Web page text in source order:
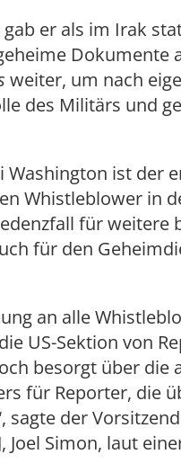
er als im Irak
Dokumente
weiter, um nach
des Militärs und
Washington ist der
Whistleblower in
für weitere
für den
an alle
US-Sektion von
besorgt über die
für Reporter, die
der
Joel Simon, laut